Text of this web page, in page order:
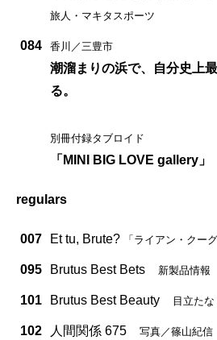
旅人・マキタスポーツ
084 香川／三豊市
潮溜まりの浜で、自分史上
る。
別冊付録タブロイド
「MINI BIG LOVE gallery」
regulars
007 Et tu, Brute? 「ライアン・クー
095 Brutus Best Bets 新製品情報
101 Brutus Best Beauty 目立た
102 人間関係 675 写真／篠山紀信